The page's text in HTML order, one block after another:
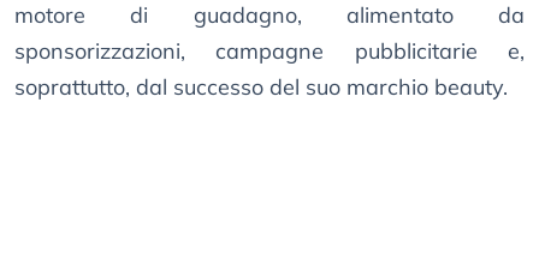
motore di guadagno, alimentato da
sponsorizzazioni, campagne pubblicitarie e,
soprattutto, dal successo del suo marchio beauty.